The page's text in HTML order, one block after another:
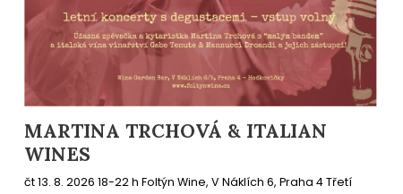
MARTINA TRCHOVÁ & ITALIAN
WINES
čt 13. 8. 2026 18-22 h Foltýn Wine, V Náklích 6, Praha 4 Třetí